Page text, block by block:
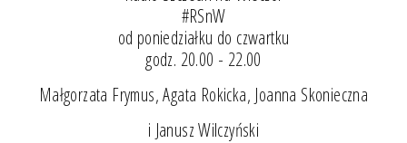
#RSnW
od poniedziałku do czwartku
godz. 20.00 - 22.00
Małgorzata Frymus, Agata Rokicka, Joanna Skonieczna
i Janusz Wilczyński